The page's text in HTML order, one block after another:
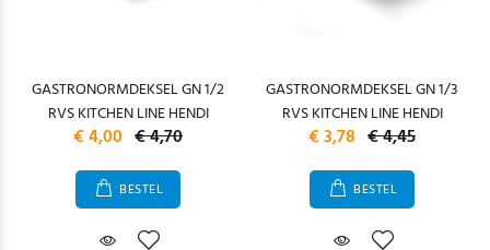
GASTRONORMDEKSEL GN 1/2
RVS KITCHEN LINE HENDI
€ 4,00 € 4,70
BESTEL
GASTRONORMDEKSEL GN 1/3
RVS KITCHEN LINE HENDI
€ 3,78 € 4,45
BESTEL